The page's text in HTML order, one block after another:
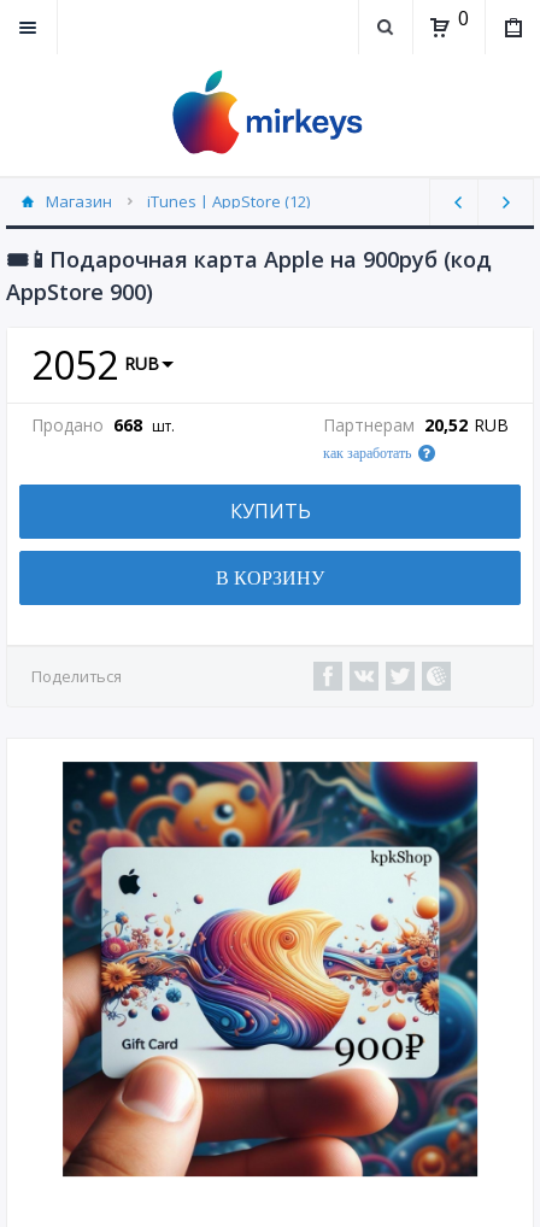
0
Магазин iTunes | AppStore (12)
🎟📱Подарочная карта Apple на 900руб (код
AppStore 900)
2052 RUB
Продано 668 шт. Партнерам 20,52 RUB
как заработать
КУПИТЬ
В КОРЗИНУ
Поделиться